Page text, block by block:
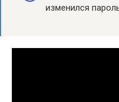
изменился